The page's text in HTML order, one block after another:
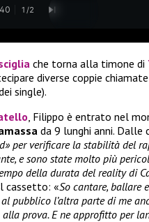
1 /2
che torna alla timone di
diverse coppie
single).
, Filippo è entrato nel
da 9 lunghi anni. Dalle
per verificare la stabilità del
e sono state molto più
della durata del reality di
cassetto: «So cantare, ballare
al pubblico l’altra parte di me
prova. E ne approfitto per